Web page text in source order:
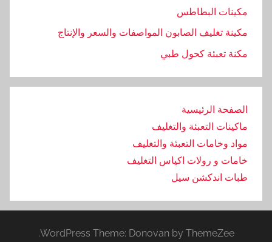
مكينات البطاطس
مكينة تغليف الصابون المواصفات والسعر والإنتاج
مكنة تعبئة كحول طبي
الصفحة الرئيسية
ماكينات التعبئة والتغليف
مواد وخامات التعبئة والتغليف
خامات و رولات اكياس التغليف
طبات اندكشن سيل
WordPress Theme: Donovan by ThemeZee.